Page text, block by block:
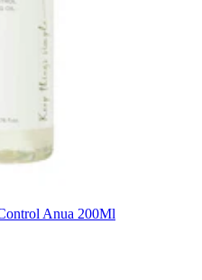
Anua 200Ml